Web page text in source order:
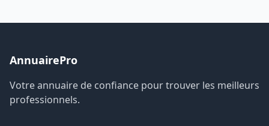
AnnuairePro
Votre annuaire de confiance pour trouver les meilleurs
professionnels.